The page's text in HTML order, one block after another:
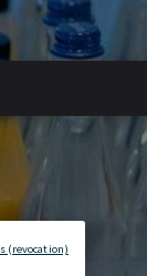
(revocation)